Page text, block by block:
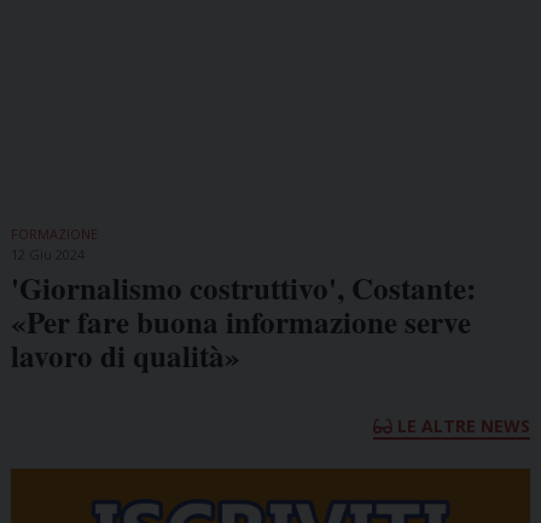
FORMAZIONE
'Giornalismo costruttivo', Costante:
«Per fare buona informazione serve
lavoro di qualità»
LE ALTRE NEWS